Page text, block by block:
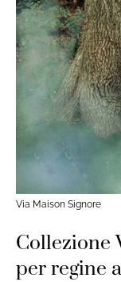
Via Maison Signore
Collezione
per regine